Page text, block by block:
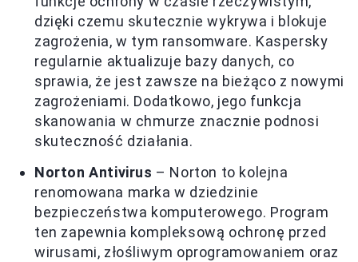
dzięki czemu skutecznie wykrywa i blokuje
zagrożenia, w tym ransomware. Kaspersky
regularnie aktualizuje bazy danych, co
sprawia, że jest zawsze na bieżąco z nowymi
zagrożeniami. Dodatkowo, jego funkcja
skanowania w chmurze znacznie podnosi
skuteczność działania.
Norton Antivirus – Norton to kolejna
renomowana marka w dziedzinie
bezpieczeństwa komputerowego. Program
ten zapewnia kompleksową ochronę przed
wirusami, złośliwym oprogramowaniem oraz